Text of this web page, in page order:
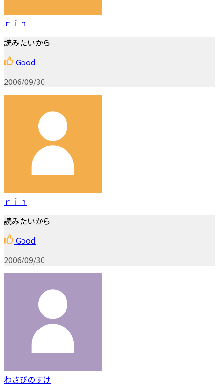
ｒｉｎ
読みたいから
Good
2006/09/30
ｒｉｎ
読みたいから
Good
2006/09/30
わさびのすけ